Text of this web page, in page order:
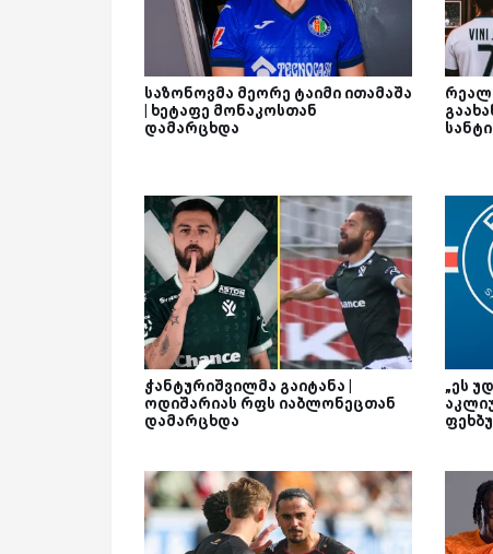
საზონოვმა მეორე ტაიმი ითამაშა
| ხეტაფე მონაკოსთან
დამარცხდა
ჭანტურიშვილმა გაიტანა |
ოდიშარიას რფს იაბლონეცთან
დამარცხდა
„ეს